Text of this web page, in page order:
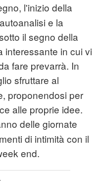
l'inizio della
e la
il segno della
interessante in cui vi
fare prevarrà. In
sfruttare al
proponendosi per
alle proprie idee.
delle giornate
di intimità con il
end.